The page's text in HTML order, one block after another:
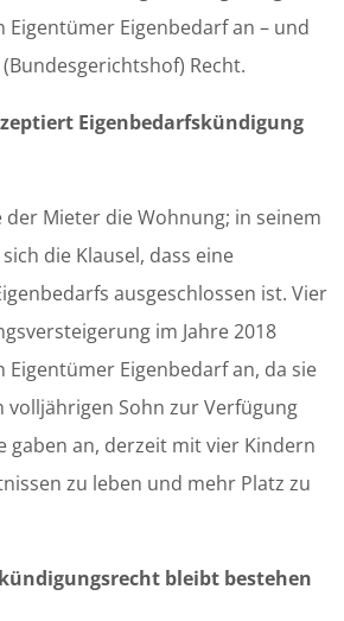
Eigentümer Eigenbedarf an – und
Recht.
Eigenbedarfskündigung
der Mieter die Wohnung; in seinem
die Klausel, dass eine
ausgeschlossen ist. Vier
im Jahre 2018
Eigentümer Eigenbedarf an, da sie
volljährigen Sohn zur Verfügung
gaben an, derzeit mit vier Kindern
zu leben und mehr Platz zu
bleibt bestehen